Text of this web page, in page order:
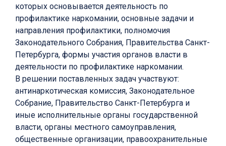
которых основывается деятельность по
профилактике наркомании, основные задачи и
направления профилактики, полномочия
Законодательного Собрания, Правительства Санкт-
Петербурга, формы участия органов власти в
деятельности по профилактике наркомании.
В решении поставленных задач участвуют:
антинаркотическая комиссия, Законодательное
Собрание, Правительство Санкт-Петербурга и
иные исполнительные органы государственной
власти, органы местного самоуправления,
общественные организации, правоохранительные